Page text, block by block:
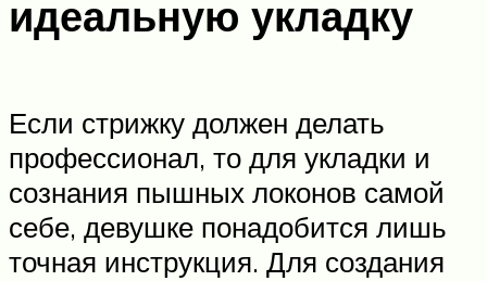
идеальную укладку
Если стрижку должен делать
профессионал, то для укладки и
сознания пышных локонов самой
себе, девушке понадобится лишь
точная инструкция. Для создания